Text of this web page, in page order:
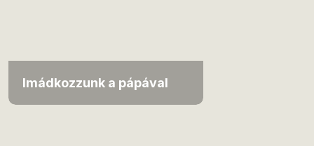
Imádkozzunk a pápával